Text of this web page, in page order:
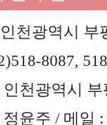
천광역시 부
8087,
인천광역시
윤주 / 메일 :